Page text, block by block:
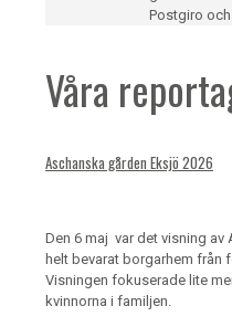
Postgiro
Våra
Aschanska gården Eksjö 2026
Den 6 maj var det visning av
helt bevarat borgarhem från
Visningen fokuserade lite
kvinnorna i familjen.